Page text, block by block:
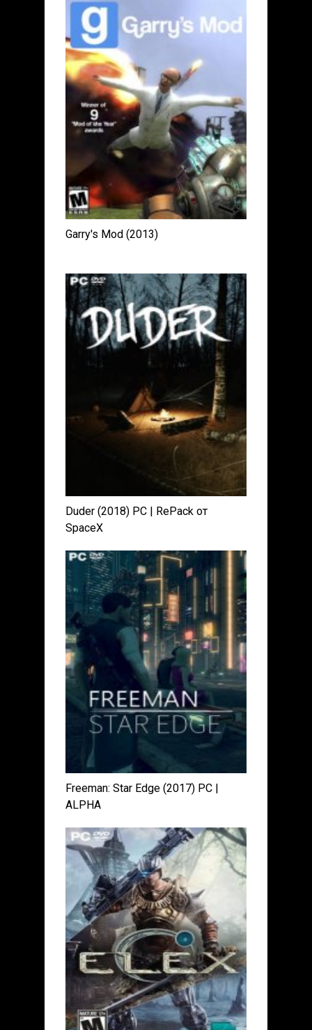
Garry's Mod (2013)
Duder (2018) PC | RePack от
SpaceX
Freeman: Star Edge (2017) PC |
ALPHA